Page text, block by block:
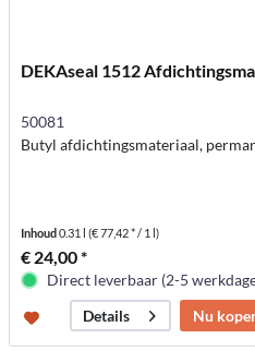
DEKAseal 1512
50081
Butyl afdichtingsmateriaal,
Inhoud0.31 l(€ 77,42 * / 1 l)
€ 24,00 *
Direct leverbaar (2-5
Details
Nu